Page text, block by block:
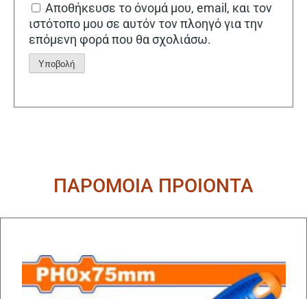
Αποθήκευσε το όνομά μου, email, και τον
ιστότοπο μου σε αυτόν τον πλοηγό για την
επόμενη φορά που θα σχολιάσω.
ΠΑΡΟΜΟΙΑ ΠΡΟΙΟΝΤΑ